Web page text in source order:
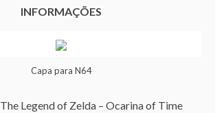
INFORMAÇÕES
Capa para N64
The Legend of Zelda – Ocarina of Time